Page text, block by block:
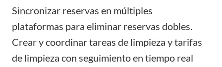
Sincronizar reservas en múltiples
plataformas para eliminar reservas dobles.
Crear y coordinartareas de limpieza y tarifas
de limpieza con seguimiento en tiempo real